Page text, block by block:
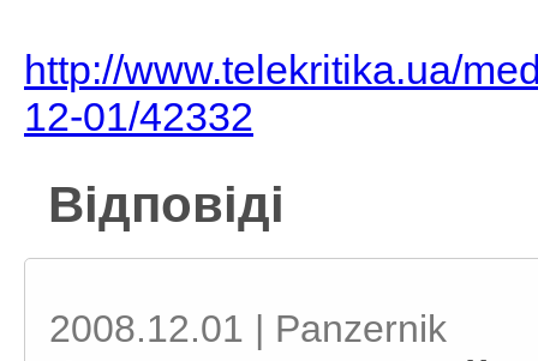
http://www.telekritika.ua/
12-01/42332
Відповіді
2008.12.01 | Panzernik